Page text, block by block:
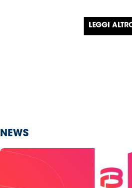
LEGGI
NEWS